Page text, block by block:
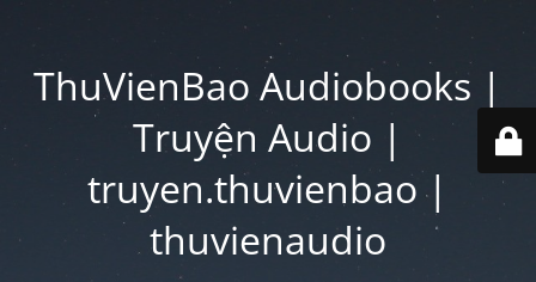
ThuVienBao Audiobooks |
Truyện Audio |
truyen.thuvienbao |
thuvienaudio